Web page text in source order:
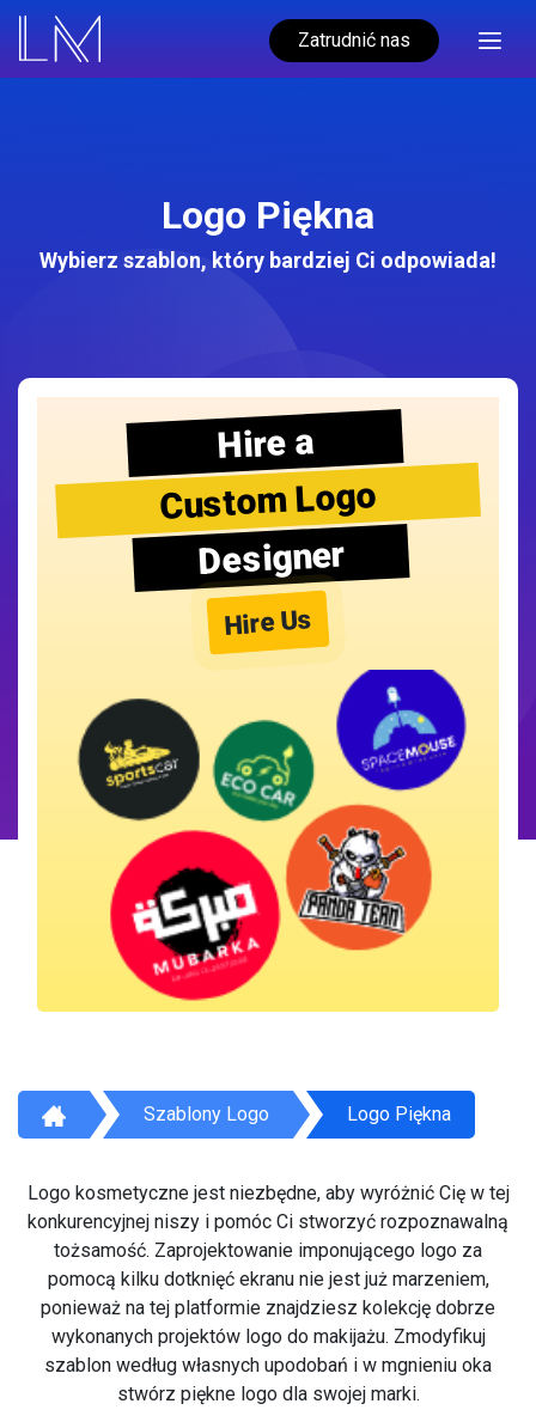
Zatrudnić nas
Logo Piękna
Wybierz szablon, który bardziej Ci odpowiada!
Hire a
Custom Logo
Designer
Hire Us
Szablony Logo Logo Piękna
Logo kosmetyczne jest niezbędne, aby wyróżnić Cię w tej
konkurencyjnej niszy i pomóc Ci stworzyć rozpoznawalną
tożsamość. Zaprojektowanie imponującego logo za
pomocą kilku dotknięć ekranu nie jest już marzeniem,
ponieważ na tej platformie znajdziesz kolekcję dobrze
wykonanych projektów logo do makijażu. Zmodyfikuj
szablon według własnych upodobań i w mgnieniu oka
stwórz piękne logo dla swojej marki.